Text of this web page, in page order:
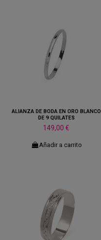
ALIANZA DE BODA EN ORO BLANCO
DE 9 QUILATES
149,00 €
Añadir a carrito